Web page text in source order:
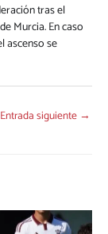
tras el
Murcia. En caso
ascenso se
Entrada siguiente →